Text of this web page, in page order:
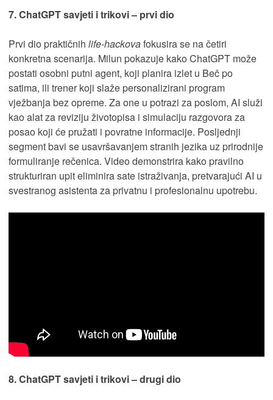
7. ChatGPT savjeti i trikovi – prvi dio
Prvi dio praktičnih life-hackovafokusira se na četiri
konkretna scenarija. Milun pokazuje kako ChatGPT može
postati osobni putni agent, koji planira izlet u Beč po
satima, ili trener koji slaže personalizirani program
vježbanja bez opreme. Za one u potrazi za poslom, AI služi
kao alat za reviziju životopisa i simulaciju razgovora za
posao koji će pružati i povratne informacije. Posljednji
segment bavi se usavršavanjem stranih jezika uz prirodnije
formuliranje rečenica. Video demonstrira kako pravilno
strukturiran upit eliminira sate istraživanja, pretvarajući AI u
svestranog asistenta za privatnu i profesionalnu upotrebu.
8. ChatGPT savjeti i trikovi – drugi dio